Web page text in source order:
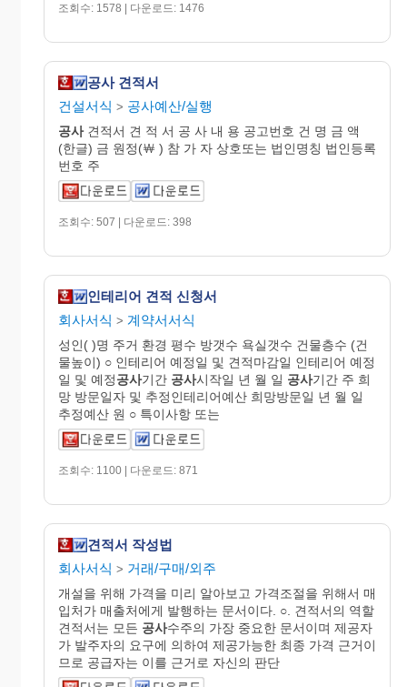
조회수: 1578 | 다운로드: 1476
공사 견적서
건설서식 > 공사예산/실행
공사견적서 견 적 서 공 사 내 용 공고번호 건 명 금 액
(한글) 금 원정(￦ ) 참 가 자 상호또는 법인명칭 법인등록
번호 주
조회수: 507 | 다운로드: 398
인테리어 견적 신청서
회사서식 > 계약서서식
성인( )명 주거 환경 평수 방갯수 욕실갯수 건물층수 (건
물높이) ○ 인테리어 예정일 및 견적마감일 인테리어 예정
일 및 예정공사기간 공사시작일 년 월 일 공사기간 주 희
망 방문일자 및 추정인테리어예산 희망방문일 년 월 일
추정예산 원 ○ 특이사항 또는
조회수: 1100 | 다운로드: 871
견적서 작성법
회사서식 > 거래/구매/외주
개설을 위해 가격을 미리 알아보고 가격조절을 위해서 매
입처가 매출처에게 발행하는 문서이다. ○. 견적서의 역할
견적서는 모든 공사수주의 가장 중요한 문서이며 제공자
가 발주자의 요구에 의하여 제공가능한 최종 가격 근거이
므로 공급자는 이를 근거로 자신의 판단